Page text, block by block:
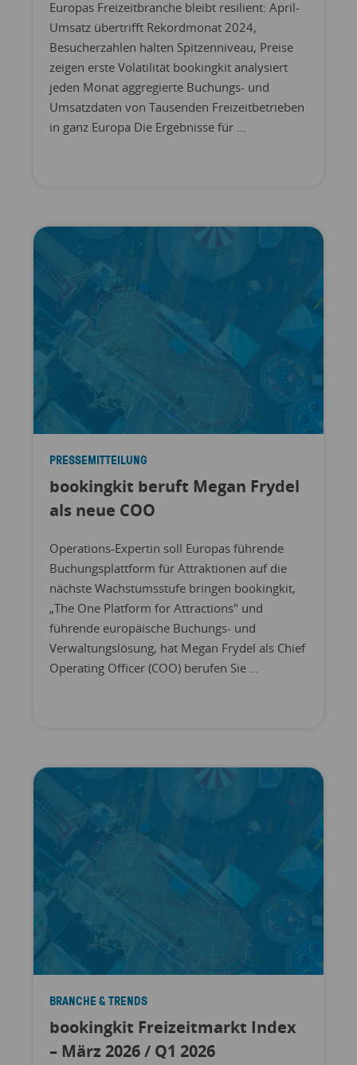
Europas Freizeitbranche bleibt resilient: April-
Umsatz übertrifft Rekordmonat 2024,
Besucherzahlen halten Spitzenniveau, Preise
zeigen erste Volatilität bookingkit analysiert
jeden Monat aggregierte Buchungs- und
Umsatzdaten von Tausenden Freizeitbetrieben
in ganz Europa Die Ergebnisse für ...
PRESSEMITTEILUNG
bookingkit beruft Megan Frydel
als neue COO
Operations-Expertin soll Europas führende
Buchungsplattform für Attraktionen auf die
nächste Wachstumsstufe bringen bookingkit,
„The One Platform for Attractions" und
führende europäische Buchungs- und
Verwaltungslösung, hat Megan Frydel als Chief
Operating Officer (COO) berufen Sie ...
BRANCHE & TRENDS
bookingkit Freizeitmarkt Index
– März 2026 / Q1 2026